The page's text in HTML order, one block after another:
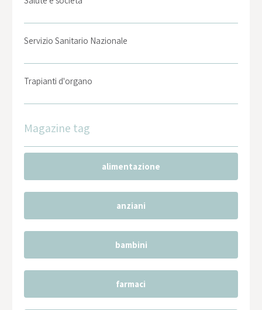
Servizio Sanitario Nazionale
Trapianti d'organo
Magazine tag
alimentazione
anziani
bambini
farmaci